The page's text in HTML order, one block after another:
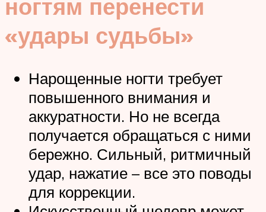
ногтям перенести
«удары судьбы»
Нарощенные ногти требует
повышенного внимания и
аккуратности. Но не всегда
получается обращаться с ними
бережно. Сильный, ритмичный
удар, нажатие – все это поводы
для коррекции.